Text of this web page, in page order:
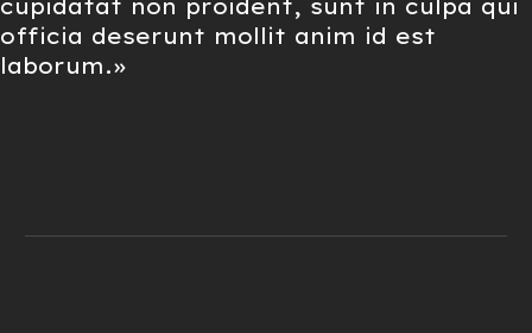
cupidatat non proident, sunt in culpa qui
officia deserunt mollit anim id est
laborum.»